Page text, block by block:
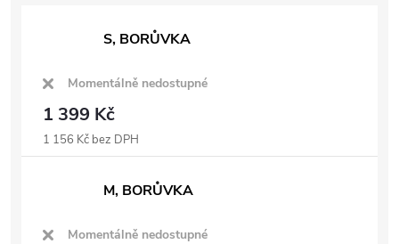
S, BORŮVKA
Momentálně nedostupné
1 399 Kč
1 156 Kč bez DPH
M, BORŮVKA
Momentálně nedostupné